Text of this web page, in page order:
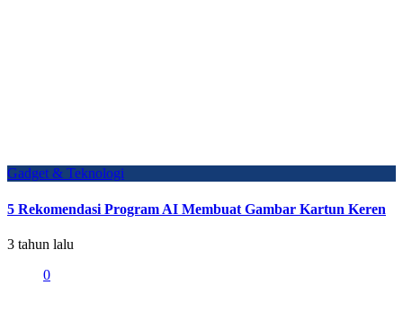
Gadget & Teknologi
5 Rekomendasi Program AI Membuat Gambar Kartun Keren
3 tahun lalu
0